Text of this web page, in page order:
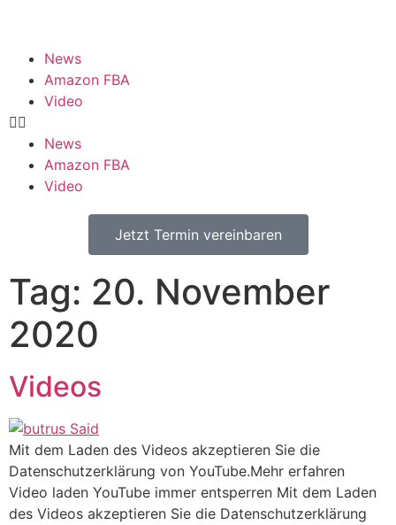
News
Amazon FBA
Video
News
Amazon FBA
Video
Jetzt Termin vereinbaren
Tag: 20. November
2020
Videos
Mit dem Laden des Videos akzeptieren Sie die
Datenschutzerklärung von YouTube.Mehr erfahren
Video laden YouTube immer entsperren Mit dem Laden
des Videos akzeptieren Sie die Datenschutzerklärung